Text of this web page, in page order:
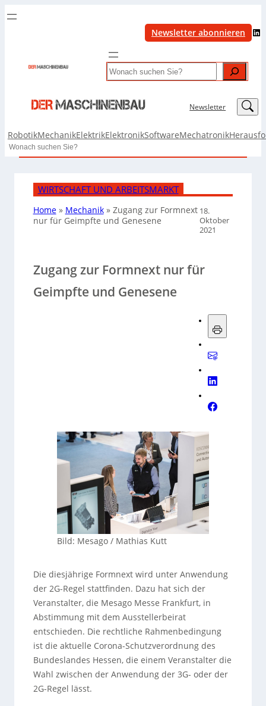
Newsletter abonnieren LinkedIn
Search
Newsletter LinkedIn
RobotikMechanikElektrikElektronikSoftwareMechatronik
Search
WIRTSCHAFT UND ARBEITSMARKT
Home» Mechanik» Zugang zur Formnext
nur für Geimpfte und Genesene
18.
Oktober
2021
Zugang zur Formnext nur für
Geimpfte und Genesene
Bild: Mesago / Mathias Kutt
Die diesjährige Formnext wird unter Anwendung
der 2G-Regel stattfinden. Dazu hat sich der
Veranstalter, die Mesago Messe Frankfurt, in
Abstimmung mit dem Ausstellerbeirat
entschieden. Die rechtliche Rahmenbedingung
ist die aktuelle Corona-Schutzverordnung des
Bundeslandes Hessen, die einem Veranstalter die
Wahl zwischen der Anwendung der 3G- oder der
2G-Regel lässt.